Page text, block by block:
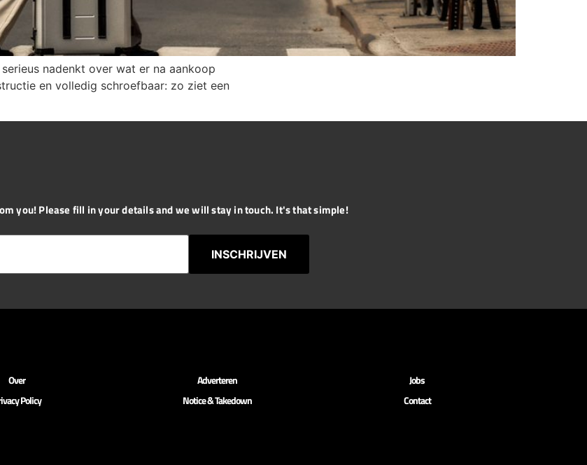
nadenkt over wat er na aankoop
en volledig schroefbaar: zo ziet een
you! Please fill in your details and we will stay in touch. It's that simple!
INSCHRIJVEN
Over
Policy
Adverteren
Notice & Takedown
Jobs
Contact